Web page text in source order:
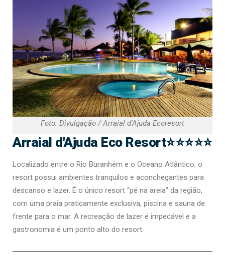
Foto: Divulgação / Arraial d'Ajuda Ecoresort
Arraial d'Ajuda Eco Resort⭐⭐⭐⭐⭐
Localizado entre o Rio Buranhém e o Oceano Atlântico, o
resort possui ambientes tranquilos e aconchegantes para
descanso e lazer. É o único resort “pé na areia” da região,
com uma praia praticamente exclusiva, piscina e sauna de
frente para o mar. A recreação de lazer é impecável e a
gastronomia é um ponto alto do resort​​.